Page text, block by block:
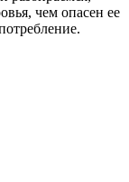
чем опасен ее